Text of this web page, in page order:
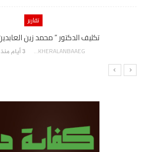
تقارير
تكليف الدكتور ” محمد زين
AKHERALANBAAEG 3 أيام منذ